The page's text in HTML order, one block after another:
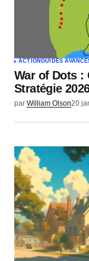
ACTIONGUIDES
War of Dots :
Stratégie
par William Olson20